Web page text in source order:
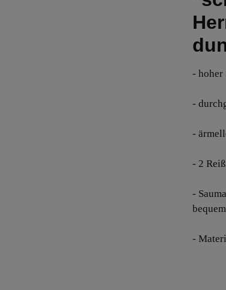
- hoher
-
-
- 2
-
-